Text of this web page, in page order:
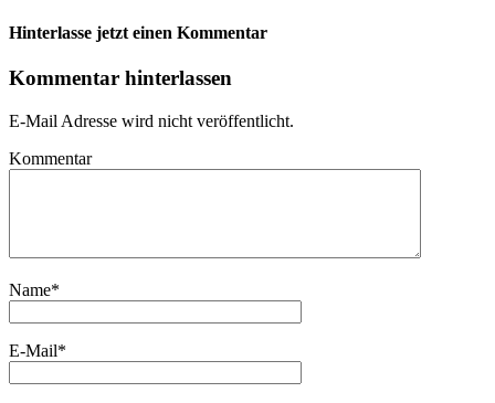
Hinterlasse jetzt einen Kommentar
Kommentar hinterlassen
E-Mail Adresse wird nicht veröffentlicht.
Kommentar
Name*
E-Mail*